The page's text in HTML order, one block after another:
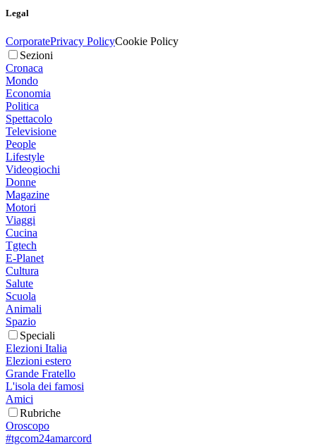
Legal
CorporatePrivacy PolicyCookie Policy
Sezioni
Cronaca
Mondo
Economia
Politica
Spettacolo
Televisione
People
Lifestyle
Videogiochi
Donne
Magazine
Motori
Viaggi
Cucina
Tgtech
E-Planet
Cultura
Salute
Scuola
Animali
Spazio
Speciali
Elezioni Italia
Elezioni estero
Grande Fratello
L'isola dei famosi
Amici
Rubriche
Oroscopo
#tgcom24amarcord